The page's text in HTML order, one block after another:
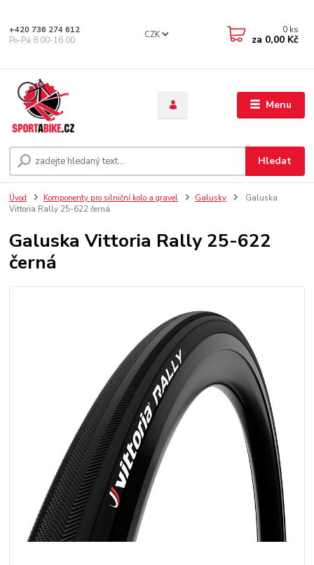
Menu
CZK
Hledat
+420 736 274 612
Po-Pá 8.00-16.00
0 ks
za 0,00 Kč
Úvod Komponenty pro silniční kolo a gravel Galusky
Galuska
Vittoria Rally 25-622 černá
Galuska Vittoria Rally 25-622
černá